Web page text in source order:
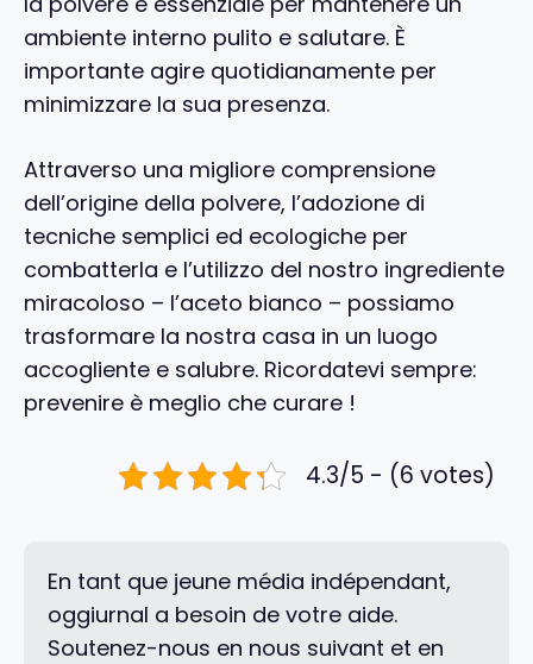
ambiente interno pulito e salutare. È
importante agire quotidianamente per
minimizzare la sua presenza.
Attraverso una migliore comprensione
dell’origine della polvere, l’adozione di
tecniche semplici ed ecologiche per
combatterla e l’utilizzo del nostro ingrediente
miracoloso – l’aceto bianco – possiamo
trasformare la nostra casa in un luogo
accogliente e salubre. Ricordatevi sempre:
prevenire è meglio che curare !
4.3/5 - (6 votes)
En tant que jeune média indépendant,
oggiurnal a besoin de votre aide.
Soutenez-nous en nous suivant et en